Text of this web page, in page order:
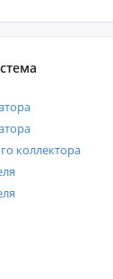
коллектора